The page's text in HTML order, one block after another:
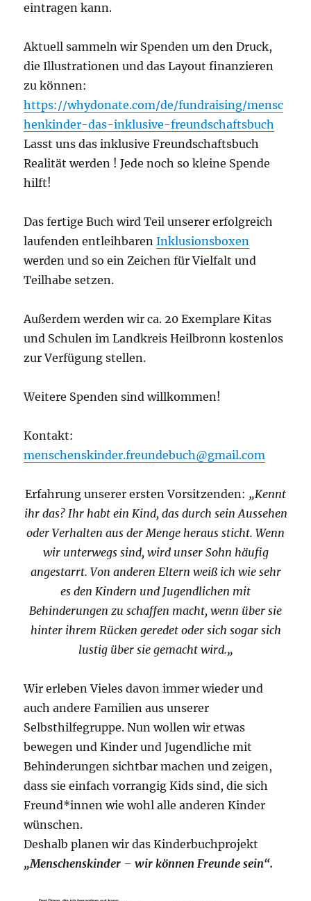
eintragen kann.
Aktuell sammeln wir Spenden um den Druck,
die Illustrationen und das Layout finanzieren
zu können:
https://whydonate.com/de/fundraising/mensc
henkinder-das-inklusive-freundschaftsbuch
Lasst uns das inklusive Freundschaftsbuch
Realität werden ! Jede noch so kleine Spende
hilft!
Das fertige Buch wird Teil unserer erfolgreich
laufenden entleihbarenInklusionsboxen
werden und so ein Zeichen für Vielfalt und
Teilhabe setzen.
Außerdem werden wir ca. 20 Exemplare Kitas
und Schulen im Landkreis Heilbronn kostenlos
zur Verfügung stellen.
Weitere Spenden sind willkommen!
Kontakt:
menschenskinder.freundebuch@gmail.com
Erfahrung unserer ersten Vorsitzenden: „Kennt
ihr das? Ihr habt ein Kind, das durch sein Aussehen
oder Verhalten aus der Menge heraus sticht. Wenn
wir unterwegs sind, wird unser Sohn häufig
angestarrt. Von anderen Eltern weiß ich wie sehr
es den Kindern und Jugendlichen mit
Behinderungen zu schaffen macht, wenn über sie
hinter ihrem Rücken geredet oder sich sogar sich
lustig über sie gemacht wird.„
Wir erleben Vieles davon immer wieder und
auch andere Familien aus unserer
Selbsthilfegruppe. Nun wollen wir etwas
bewegen und Kinder und Jugendliche mit
Behinderungen sichtbar machen und zeigen,
dass sie einfach vorrangig Kids sind, die sich
Freund*innen wie wohl alle anderen Kinder
wünschen.
Deshalb planen wir das Kinderbuchprojekt
„Menschenskinder – wir können Freunde sein“.